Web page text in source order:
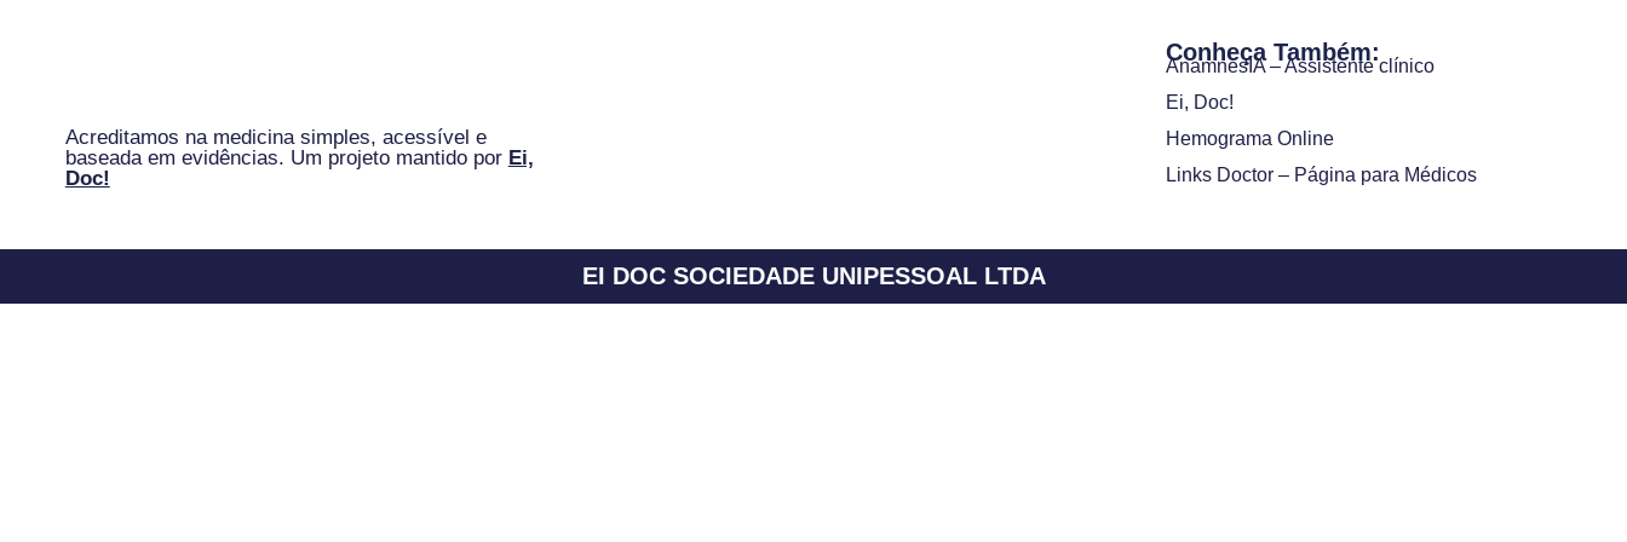
Acreditamos na medicina simples, acessível e
baseada em evidências. Um projeto mantido por Ei,
Doc!
Conheça Também:
AnamnesIA – Assistente clínico
Ei, Doc!
Hemograma Online
Links Doctor – Página para Médicos
EI DOC SOCIEDADE UNIPESSOAL LTDA